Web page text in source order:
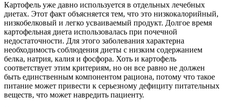
Картофель уже давно используется в отдельных лечебных
диетах. Этот факт объясняется тем, что это низкокалорийный,
низкобелковый и легко усваиваемый продукт. Долгое время
картофельная диета использовалась при почечной
недостаточности. Для этого заболевания характерна
необходимость соблюдения диеты с низким содержанием
белка, натрия, калия и фосфора. Хоть и картофель
соответствует этим критериям, но он все равно не должен
быть единственным компонентом рациона, потому что такое
питание может привести к серьезному дефициту питательных
веществ, что может навредить пациенту.